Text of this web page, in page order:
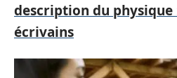
description du physique
écrivains